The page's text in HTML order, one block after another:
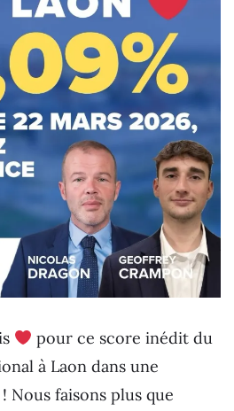
pour ce score inédit du
à Laon dans une
Nous faisons plus que